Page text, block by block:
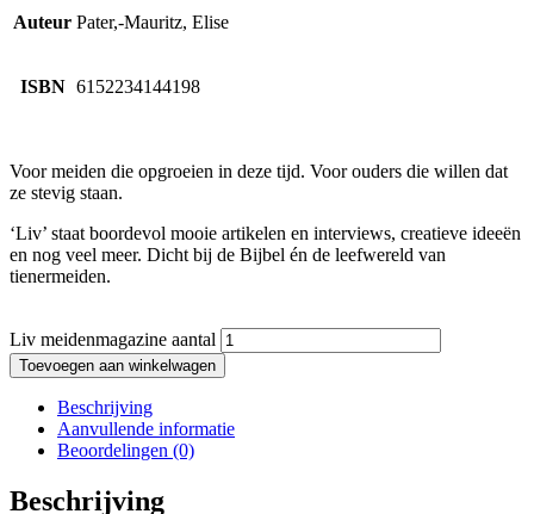
Auteur Pater,-Mauritz, Elise
ISBN 6152234144198
Voor meiden die opgroeien in deze tijd. Voor ouders die willen dat
ze stevig staan.
‘Liv’ staat boordevol mooie artikelen en interviews, creatieve ideeën
en nog veel meer. Dicht bij de Bijbel én de leefwereld van
tienermeiden.
Liv meidenmagazine aantal
Toevoegen aan winkelwagen
Beschrijving
Aanvullende informatie
Beoordelingen (0)
Beschrijving